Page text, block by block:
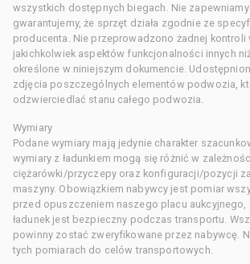
wszystkich dostępnych biegach. Nie zapewniamy
gwarantujemy, że sprzęt działa zgodnie ze
producenta. Nie przeprowadzono żadnej kontroli
jakichkolwiek aspektów funkcjonalności innych
określone w niniejszym dokumencie.
zdjęcia poszczególnych elementów podwozia,
odzwierciedlać stanu całego podwozia.
Wymiary
Podane wymiary mają jedynie charakter
wymiary z ładunkiem mogą się różnić w
ciężarówki/przyczepy oraz konfiguracji/pozycji
maszyny. Obowiązkiem nabywcy jest pomiar
przed opuszczeniem naszego placu aukcyjnego,
ładunek jest bezpieczny podczas transportu.
powinny zostać zweryfikowane przez nabywcę.
tych pomiarach do celów transportowych.